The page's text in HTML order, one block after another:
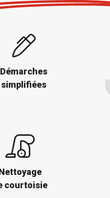
Démarches
simplifiées
courtoisie